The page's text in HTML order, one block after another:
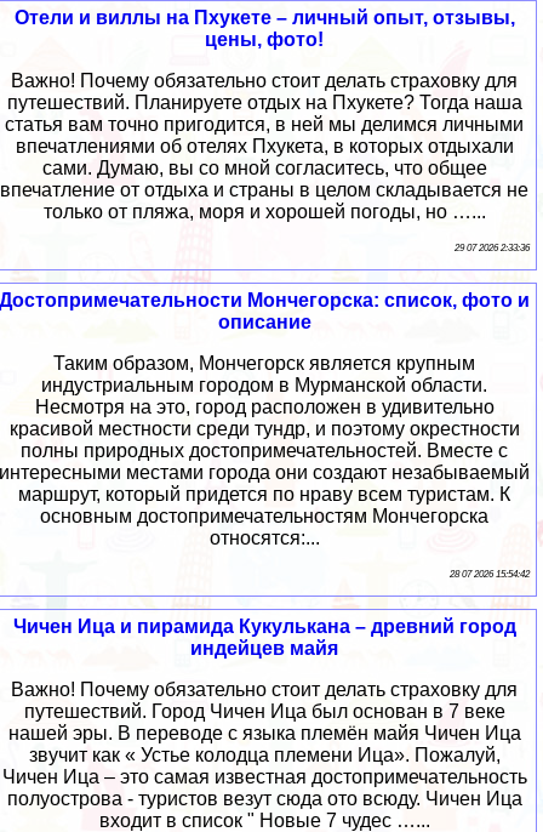
Отели и виллы на Пхукете – личный опыт, отзывы,
цены, фото!
Важно! Почему обязательно стоит делать страховку для
путешествий. Планируете отдых на Пхукете? Тогда наша
статья вам точно пригодится, в ней мы делимся личными
впечатлениями об отелях Пхукета, в которых отдыхали
сами. Думаю, вы со мной согласитесь, что общее
впечатление от отдыха и страны в целом складывается не
только от пляжа, моря и хорошей погоды, но …...
29 07 2026 2:33:36
Достопримечательности Мончегорска: список, фото и
описание
Таким образом, Мончегорск является крупным
индустриальным городом в Мурманской области.
Несмотря на это, город расположен в удивительно
красивой местности среди тундр, и поэтому окрестности
полны природных достопримечательностей. Вместе с
интересными местами города они создают незабываемый
маршрут, который придется по нраву всем туристам. К
основным достопримечательностям Мончегорска
относятся:...
28 07 2026 15:54:42
Чичен Ица и пирамида Кукулькана – древний город
индейцев майя
Важно! Почему обязательно стоит делать страховку для
путешествий. Город Чичен Ица был основан в 7 веке
нашей эры. В переводе с языка племён майя Чичен Ица
звучит как « Устье колодца племени Ица». Пожалуй,
Чичен Ица – это самая известная достопримечательность
полуострова - туристов везут сюда ото всюду. Чичен Ица
входит в список " Новые 7 чудес …...